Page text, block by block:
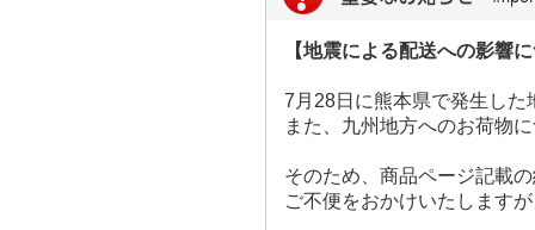
【地震による配送への影響
7月28日に熊本県で発生し
また、九州地方へのお荷物
そのため、商品ページ記載
ご不便をおかけいたします